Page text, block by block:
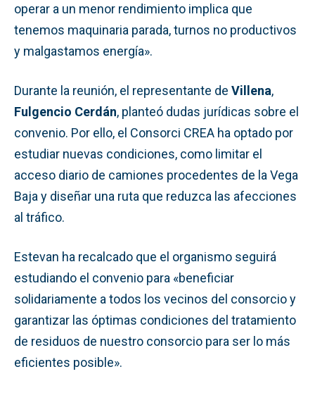
operar a un menor rendimiento implica que
tenemos maquinaria parada, turnos no productivos
y malgastamos energía».
Durante la reunión, el representante de Villena,
Fulgencio Cerdán, planteó dudas jurídicas sobre el
convenio. Por ello, el Consorci CREA ha optado por
estudiar nuevas condiciones, como limitar el
acceso diario de camiones procedentes de la Vega
Baja y diseñar una ruta que reduzca las afecciones
al tráfico.
Estevan ha recalcado que el organismo seguirá
estudiando el convenio para «beneficiar
solidariamente a todos los vecinos del consorcio y
garantizar las óptimas condiciones del tratamiento
de residuos de nuestro consorcio para ser lo más
eficientes posible».